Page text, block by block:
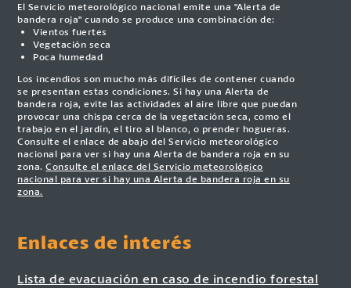
El Servicio meteorológico nacional emite una "Alerta de
bandera roja" cuando se produce una combinación de:
Vientos fuertes
Vegetación seca
Poca humedad
Los incendios son mucho más difíciles de contener cuando
se presentan estas condiciones. Si hay una Alerta de
bandera roja, evite las actividades al aire libre que puedan
provocar una chispa cerca de la vegetación seca, como el
trabajo en el jardín, el tiro al blanco, o prender hogueras.
Consulte el enlace de abajo del Servicio meteorológico
nacional para ver si hay una Alerta de bandera roja en su
zona.Consulte el enlace del Servicio meteorológico
nacional para ver si hay una Alerta de bandera roja en su
zona.
Enlaces de interés
Lista de evacuación en caso de incendio forestal